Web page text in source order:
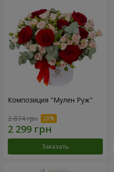
Композиция "Мулен Руж"
2 874 грн
Заказать